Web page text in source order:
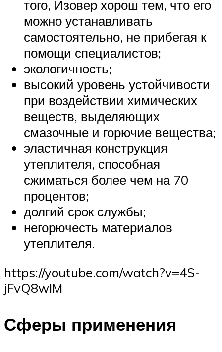
того, Изовер хорош тем, что его
можно устанавливать
самостоятельно, не прибегая к
помощи специалистов;
экологичность;
высокий уровень устойчивости
при воздействии химических
веществ, выделяющих
смазочные и горючие вещества;
эластичная конструкция
утеплителя, способная
сжиматься более чем на 70
процентов;
долгий срок службы;
негорючесть материалов
утеплителя.
https://youtube.com/watch?v=4S-
jFvQ8wIM
Сферы применения